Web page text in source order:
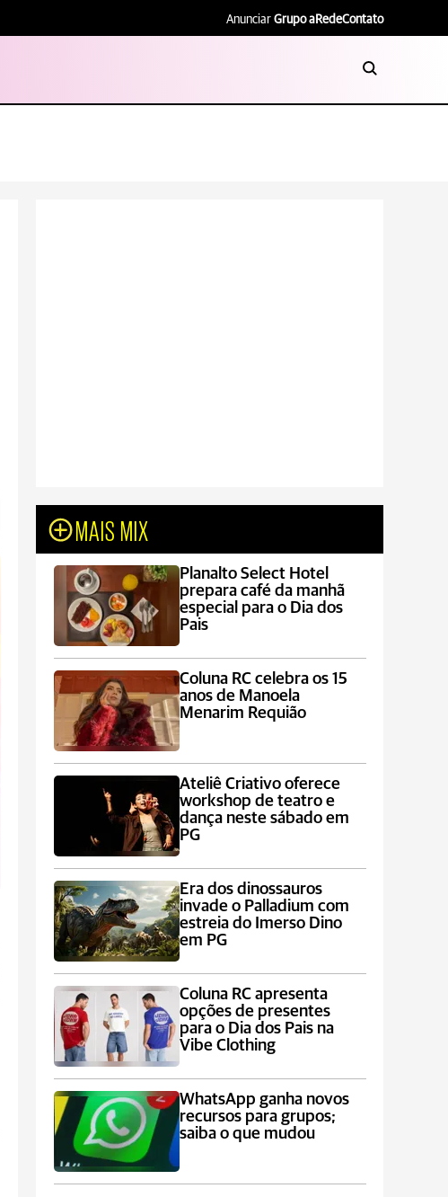
Anunciar Grupo aRedeContato
MAIS MIX
Planalto Select Hotel
prepara café da manhã
especial para o Dia dos
Pais
Coluna RC celebra os 15
anos de Manoela
Menarim Requião
Ateliê Criativo oferece
workshop de teatro e
dança neste sábado em
PG
Era dos dinossauros
invade o Palladium com
estreia do Imerso Dino
em PG
Coluna RC apresenta
opções de presentes
para o Dia dos Pais na
Vibe Clothing
WhatsApp ganha novos
recursos para grupos;
saiba o que mudou